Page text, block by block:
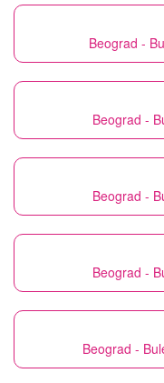
Beograd -
Beograd -
Beograd -
Beograd -
Beograd -